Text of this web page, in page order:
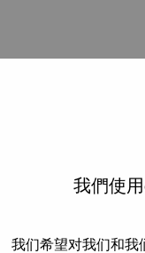
我們使
我们希望对我们和我
陆